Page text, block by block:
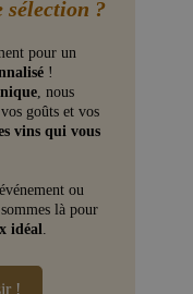
sélection ?
pour un
!
, nous
goûts et vos
vins qui vous
ou
là pour
idéal.
!